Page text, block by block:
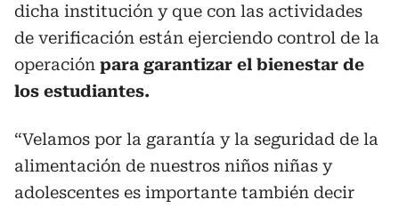
dicha institución y que con las actividades
de verificación están ejerciendo control de la
operación para garantizar el bienestar de
los estudiantes.
“Velamos por la garantía y la seguridad de la
alimentación de nuestros niños niñas y
adolescentes es importante también decir